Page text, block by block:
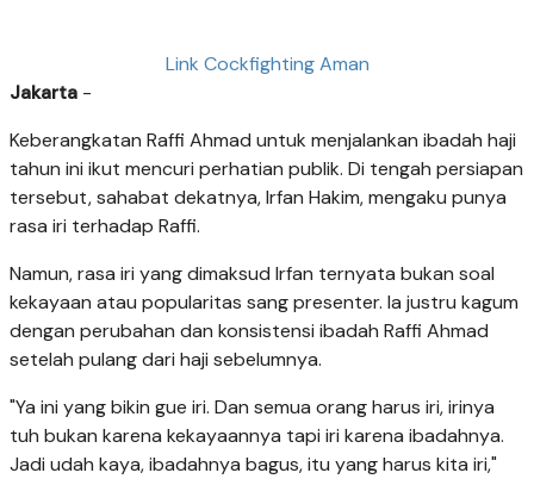
Link Cockfighting Aman
Jakarta -
Keberangkatan Raffi Ahmad untuk menjalankan ibadah haji
tahun ini ikut mencuri perhatian publik. Di tengah persiapan
tersebut, sahabat dekatnya, Irfan Hakim, mengaku punya
rasa iri terhadap Raffi.
Namun, rasa iri yang dimaksud Irfan ternyata bukan soal
kekayaan atau popularitas sang presenter. Ia justru kagum
dengan perubahan dan konsistensi ibadah Raffi Ahmad
setelah pulang dari haji sebelumnya.
"Ya ini yang bikin gue iri. Dan semua orang harus iri, irinya
tuh bukan karena kekayaannya tapi iri karena ibadahnya.
Jadi udah kaya, ibadahnya bagus, itu yang harus kita iri,"